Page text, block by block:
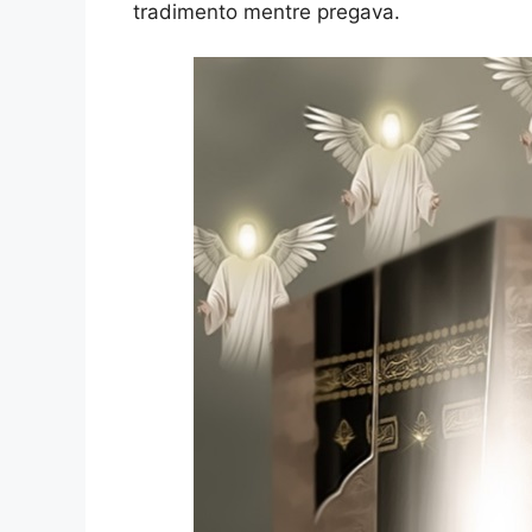
tradimento mentre pregava.